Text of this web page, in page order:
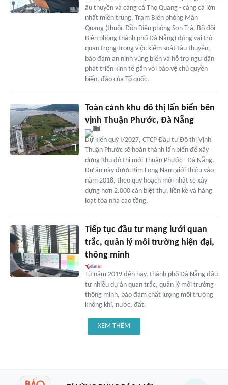
âu thuyền và cảng cá Thọ Quang - cảng cá lớn
nhất miền trung, Trạm Biên phòng Mân
Quang (thuộc Đồn Biên phòng Sơn Trà, Bộ đội
Biên phòng thành phố Đà Nẵng) đóng vai trò
quan trọng trong việc kiểm soát tàu thuyền,
bảo đảm an ninh vùng biển và hỗ trợ ngư dân
phát triển kinh tế gắn với bảo vệ chủ quyền
biển, đảo của Tổ quốc.
Toàn cảnh khu đô thị lấn biển bên
vịnh Thuận Phước, Đà Nẵng
Dự kiến quý I/2027, CTCP Đầu tư Đô thị Vịnh
Thuận Phước sẽ hoàn thành lấn biển để xây
dựng Khu đô thị mới Thuận Phước - Đà Nẵng.
Dự án này được Kim Long Nam giới thiệu vào
năm 2018, theo quy hoạch mới nhất sẽ xây
dựng hơn 2.000 căn biệt thự, liền kề và hàng
loạt tòa nhà cao tầng.
Tiếp tục đầu tư mạng lưới quan
trắc, quản lý môi trường hiện đại,
thông minh
Từ năm 2019 đến nay, thành phố Đà Nẵng đầu
tư nhiều dự án quan trắc, quản lý môi trường
thông minh, bảo đảm chất lượng môi trường
không khí, nước, đất.
XEM THÊM